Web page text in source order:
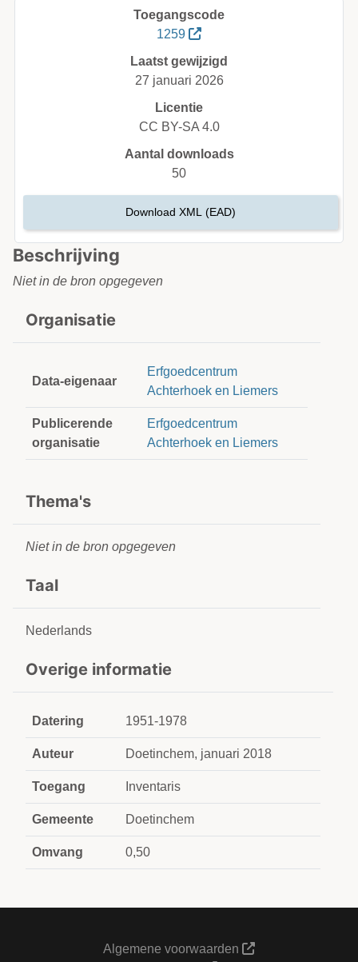
Beschrijving
Niet in de bron opgegeven
Organisatie
Data-eigenaar
Erfgoedcentrum
Achterhoek en Liemers
Publicerende
organisatie
Erfgoedcentrum
Achterhoek en Liemers
Thema's
Niet in de bron opgegeven
Taal
Nederlands
Overige informatie
Datering 1951-1978
Auteur Doetinchem, januari 2018
Toegang Inventaris
Gemeente Doetinchem
Omvang 0,50
Toegangscode
1259
Laatst gewijzigd
27 januari 2026
Licentie
CC BY-SA 4.0
Aantal downloads
50
Download XML (EAD)
Algemene voorwaarden